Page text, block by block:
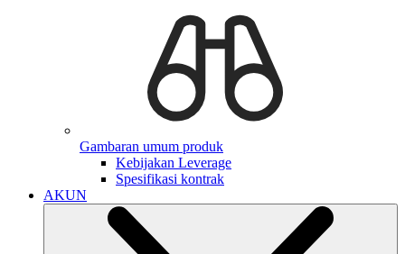
Gambaran umum produk
Kebijakan Leverage
Spesifikasi kontrak
AKUN